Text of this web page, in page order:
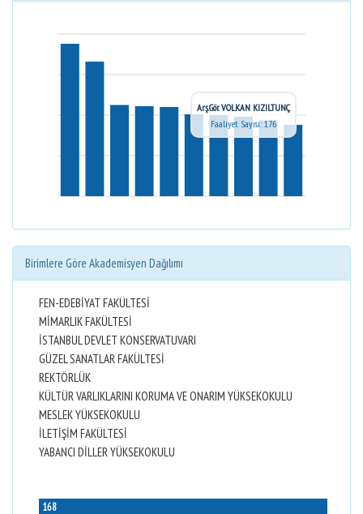
Arş.Gör. VOLKAN KIZILTUNÇ
Faaliyet Sayısı: 176
Birimlere Göre Akademisyen Dağılımı
FEN-EDEBİYAT FAKÜLTESİ
MİMARLIK FAKÜLTESİ
İSTANBUL DEVLET KONSERVATUVARI
GÜZEL SANATLAR FAKÜLTESİ
REKTÖRLÜK
KÜLTÜR VARLIKLARINI KORUMA VE ONARIM YÜKSEKOKULU
MESLEK YÜKSEKOKULU
İLETİŞİM FAKÜLTESİ
YABANCI DİLLER YÜKSEKOKULU
168